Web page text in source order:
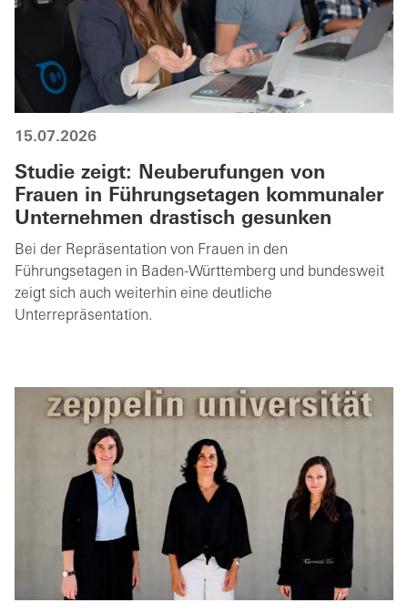
15.07.2026
Studie zeigt: Neuberufungen von
Frauen in Führungsetagen kommunaler
Unternehmen drastisch gesunken
Bei der Repräsentation von Frauen in den
Führungsetagen in Baden-Württemberg und bundesweit
zeigt sich auch weiterhin eine deutliche
Unterrepräsentation.